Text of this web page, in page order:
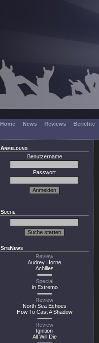
Home News Reviews Berichte
Anmeldung
Benutzername
Passwort
Suche
SiteNews
Review
Audrey Horne
Achilles
Special
In Extremo
Review
North Sea Echoes
How To Cast A Shadow
Review
Ignition
All Will Die